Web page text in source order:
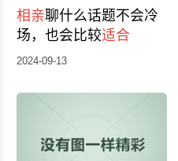
相亲聊什么话题不会冷
场，也会比较适合
2024-09-13